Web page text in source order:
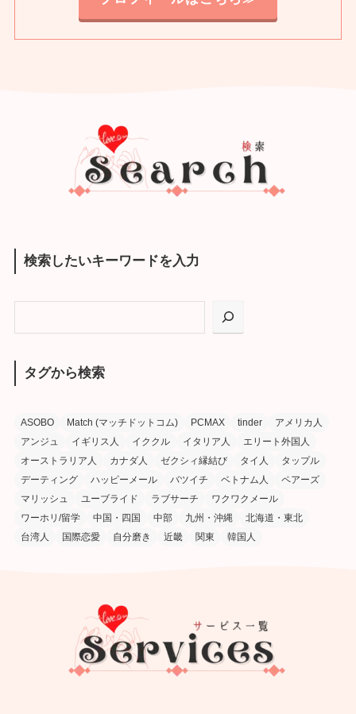
検索したいキーワードを入力
索
タグから検索
ASOBO Match (マッチドットコム) PCMAX tinder
アメリカ人
アンジュ
イギリス人 イククル イタリア人
エリート外国人
オーストラリア人
カナダ人 ゼクシィ縁結び タイ人
タップル
デーティング
ハッピーメール バツイチ ベトナム人
ペアーズ
マリッシュ
ユーブライド ラブサーチ
ワクワクメール
ワーホリ/留学
中国・四国 中部 九州・沖縄
北海道・東北
台湾人
国際恋愛 自分磨き 近畿 関東 韓国人